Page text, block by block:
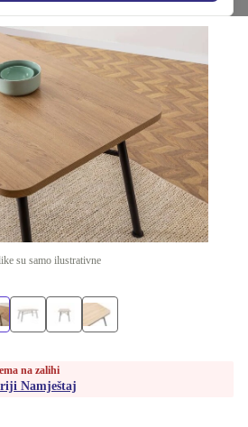
su samo ilustrativne
na zalihi
Namještaj